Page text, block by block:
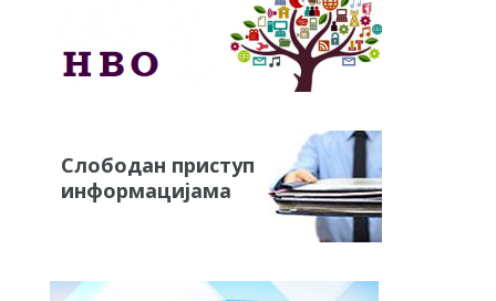
Слободан приступ
информацијама